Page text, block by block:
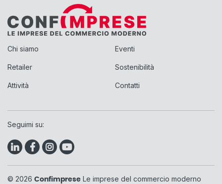
Chi siamo
Retailer
Attività
Eventi
Sostenibilità
Contatti
Seguimi su:
© 2026 Confimprese Le imprese del commercio moderno